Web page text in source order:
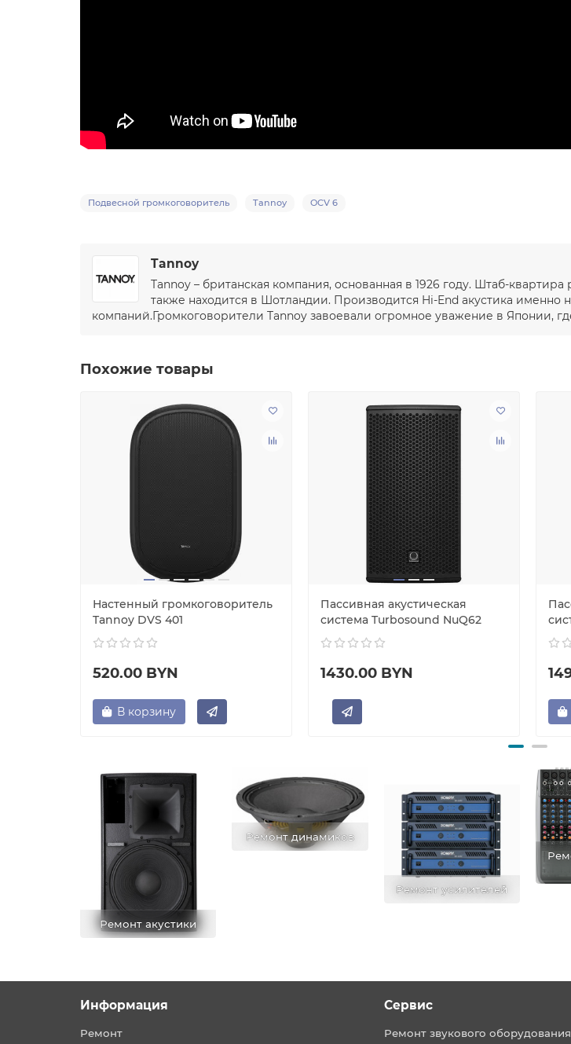
Подвесной громкоговоритель Tannoy OCV 6
Tannoy
Tannoy – британская компания, основанная в 1926 году. Штаб-
также находится в Шотландии. Производится Hi-End акустика именно
компаний.Громкоговорители Tannoy завоевали огромное уважение в Японии,
Похожие товары
Настенный громкоговоритель
Tannoy DVS 401
520.00 BYN
В корзину
Пассивная акустическая
система Turbosound NuQ62
1430.00 BYN
Ремонт акустики
Ремонт динамиков
Ремонт усилителей
Информация
Ремонт
Сервис
Ремонт звукового оборудования